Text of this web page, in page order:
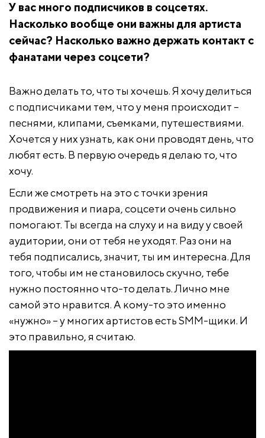
У вас много подписчиков в соцсетях.
Насколько вообще они важны для артиста
сейчас? Насколько важно держать контакт с
фанатами через соцсети?
Важно делать то, что ты хочешь. Я хочу делиться
с подписчиками тем, что у меня происходит –
песнями, клипами, съемками, путешествиями.
Хочется у них узнать, как они проводят день, что
любят есть. В первую очередь я делаю то, что
хочу.
Если же смотреть на это с точки зрения
продвижения и пиара, соцсети очень сильно
помогают. Ты всегда на слуху и на виду у своей
аудитории, они от тебя не уходят. Раз они на
тебя подписались, значит, ты им интересна. Для
того, чтобы им не становилось скучно, тебе
нужно постоянно что-то делать. Лично мне
самой это нравится. А кому-то это именно
«нужно» – у многих артистов есть SMM-щики. И
это правильно, я считаю.